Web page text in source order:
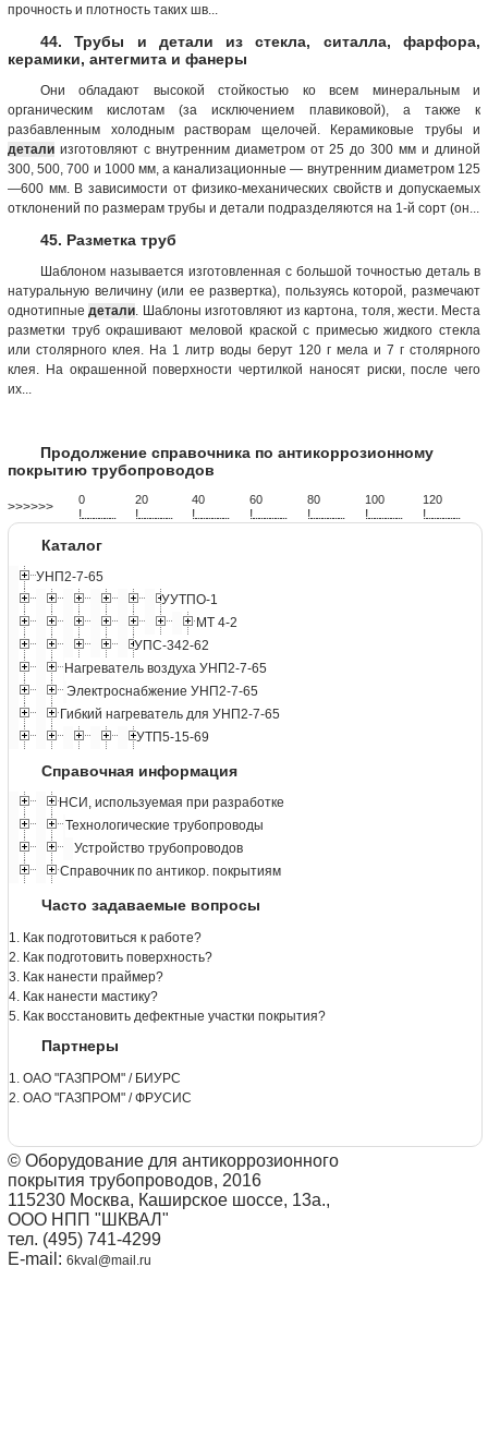
прочность и плотность таких шв...
44. Трубы и детали из стекла, ситалла, фарфора,
керамики, антегмита и фанеры
Они обладают высокой стойкостью ко всем минеральным и
органическим кислотам (за исключением плавиковой), а также к
разбавленным холодным растворам щелочей. Керамиковые трубы и
детали изготовляют с внутренним диаметром от 25 до 300 мм и длиной
300, 500, 700 и 1000 мм, а канализационные — внутренним диаметром 125
—600 мм. В зависимости от физико-механических свойств и допускаемых
отклонений по размерам трубы и детали подразделяются на 1-й сорт (он...
45. Разметка труб
Шаблоном называется изготовленная с большой точностью деталь в
натуральную величину (или ее развертка), пользуясь которой, размечают
однотипныедетали . Шаблоны изготовляют из картона, толя, жести. Места
разметки труб окрашивают меловой краской с примесью жидкого стекла
или столярного клея. На 1 литр воды берут 120 г мела и 7 г столярного
клея. На окрашенной поверхности чертилкой наносят риски, после чего
их...
Продолжение справочника по антикоррозионному
покрытию трубопроводов
>>>>>> 0
!...................
20
!...................
40
!...................
60
!...................
80
!...................
100
!...................
120
!...................
Каталог
УНП2-7-65
УУТПО-1
МТ 4-2
УПС-342-62
Нагреватель воздуха УНП2-7-65
Электроснабжение УНП2-7-65
Гибкий нагреватель для УНП2-7-65
УТП5-15-69
Справочная информация
НСИ, используемая при разработке
Технологические трубопроводы
Устройство трубопроводов
Справочник по антикор. покрытиям
Часто задаваемые вопросы
1. Как подготовиться к работе?
2. Как подготовить поверхность?
3. Как нанести праймер?
4. Как нанести мастику?
5. Как восстановить дефектные участки покрытия?
Партнеры
1. ОАО "ГАЗПРОМ" / БИУРС
2. ОАО "ГАЗПРОМ" / ФРУСИС
© Оборудование для антикоррозионного
покрытия трубопроводов, 2016
115230 Москва, Каширское шоссе, 13а.,
ООО НПП "ШКВАЛ"
тел. (495) 741-4299
E-mail: 6kval@mail.ru